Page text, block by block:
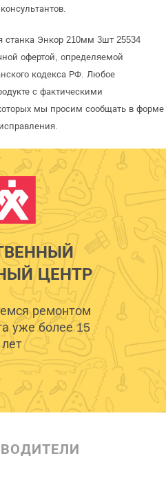
Энкор 210мм 3шт 25534
офертой, определяемой
кодекса РФ. Любое
с фактическими
мы просим сообщать в форме
ЦЕНТР
ремонтом
уже более 15
лет